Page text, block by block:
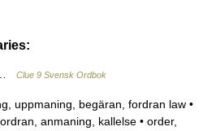
… Clue 9 Svensk Ordbok
uppmaning, begäran, fordran law •
anmaning, kallelse • order,